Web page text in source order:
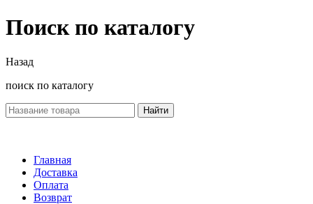
Поиск по каталогу
Назад
поиск по каталогу
Найти
Главная
Доставка
Оплата
Возврат